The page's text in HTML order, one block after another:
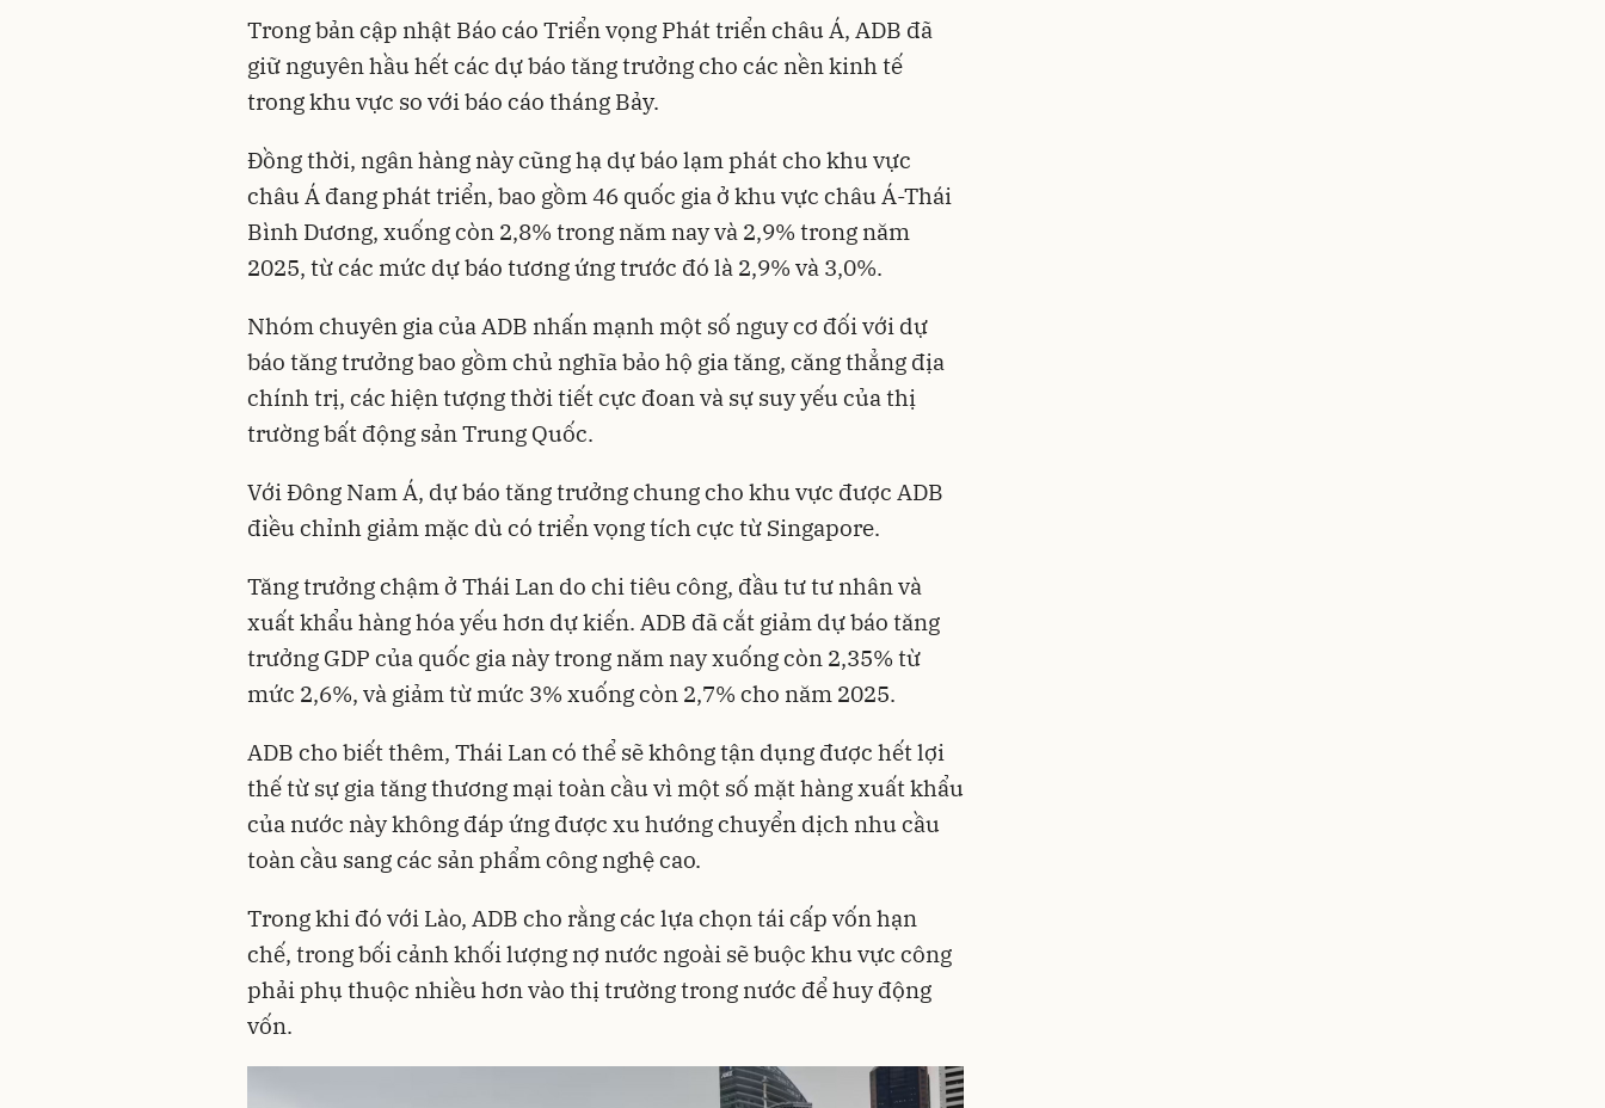
Trong bản cập nhật Báo cáo Triển vọng Phát triển châu Á, ADB đã
giữ nguyên hầu hết các dự báo tăng trưởng cho các nền kinh tế
trong khu vực so với báo cáo tháng Bảy.
Đồng thời, ngân hàng này cũng hạ dự báo lạm phát cho khu vực
châu Á đang phát triển, bao gồm 46 quốc gia ở khu vực châu Á-Thái
Bình Dương, xuống còn 2,8% trong năm nay và 2,9% trong năm
2025, từ các mức dự báo tương ứng trước đó là 2,9% và 3,0%.
Nhóm chuyên gia của ADB nhấn mạnh một số nguy cơ đối với dự
báo tăng trưởng bao gồm chủ nghĩa bảo hộ gia tăng, căng thẳng địa
chính trị, các hiện tượng thời tiết cực đoan và sự suy yếu của thị
trường bất động sản Trung Quốc.
Với Đông Nam Á, dự báo tăng trưởng chung cho khu vực được ADB
điều chỉnh giảm mặc dù có triển vọng tích cực từ Singapore.
Tăng trưởng chậm ở Thái Lan do chi tiêu công, đầu tư tư nhân và
xuất khẩu hàng hóa yếu hơn dự kiến. ADB đã cắt giảm dự báo tăng
trưởng GDP của quốc gia này trong năm nay xuống còn 2,35% từ
mức 2,6%, và giảm từ mức 3% xuống còn 2,7% cho năm 2025.
ADB cho biết thêm, Thái Lan có thể sẽ không tận dụng được hết lợi
thế từ sự gia tăng thương mại toàn cầu vì một số mặt hàng xuất khẩu
của nước này không đáp ứng được xu hướng chuyển dịch nhu cầu
toàn cầu sang các sản phẩm công nghệ cao.
Trong khi đó với Lào, ADB cho rằng các lựa chọn tái cấp vốn hạn
chế, trong bối cảnh khối lượng nợ nước ngoài sẽ buộc khu vực công
phải phụ thuộc nhiều hơn vào thị trường trong nước để huy động
vốn.